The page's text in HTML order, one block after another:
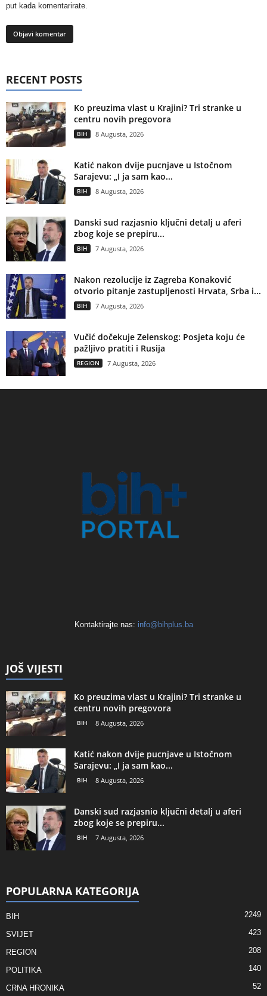
put kada komentarirate.
RECENT POSTS
Ko preuzima vlast u Krajini? Tri stranke u
centru novih pregovora
BIH 8 Augusta, 2026
Katić nakon dvije pucnjave u Istočnom
Sarajevu: „I ja sam kao...
BIH 8 Augusta, 2026
Danski sud razjasnio ključni detalj u aferi
zbog koje se prepiru...
BIH 7 Augusta, 2026
Nakon rezolucije iz Zagreba Konaković
otvorio pitanje zastupljenosti Hrvata, Srba i...
BIH 7 Augusta, 2026
Vučić dočekuje Zelenskog: Posjeta koju će
pažljivo pratiti i Rusija
REGION 7 Augusta, 2026
Kontaktirajte nas: info@bihplus.ba
JOŠ VIJESTI
Ko preuzima vlast u Krajini? Tri stranke u
centru novih pregovora
BIH 8 Augusta, 2026
Katić nakon dvije pucnjave u Istočnom
Sarajevu: „I ja sam kao...
BIH 8 Augusta, 2026
Danski sud razjasnio ključni detalj u aferi
zbog koje se prepiru...
BIH 7 Augusta, 2026
POPULARNA KATEGORIJA
BIH 2249
SVIJET 423
REGION 208
POLITIKA 140
CRNA HRONIKA 52